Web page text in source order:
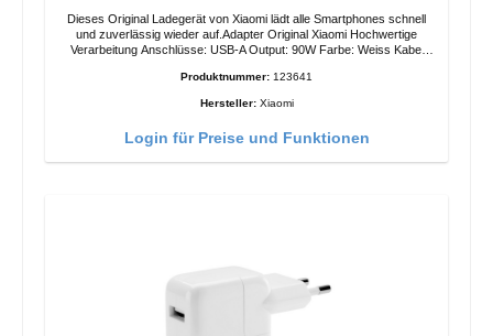
Dieses Original Ladegerät von Xiaomi lädt alle Smartphones schnell
und zuverlässig wieder auf.Adapter Original Xiaomi Hochwertige
Verarbeitung Anschlüsse: USB-A Output: 90W Farbe: Weiss Kabel
Produktnummer: 123641
Hersteller: Xiaomi
Login für Preise und Funktionen